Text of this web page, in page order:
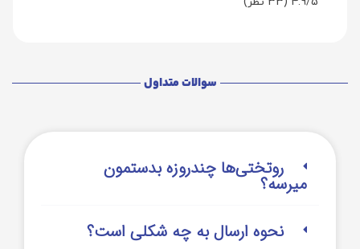
سوالات متداول
روتختی‌‌ها چندروزه بدستمون
میرسه؟
نحوه ارسال به چه شکلی است؟